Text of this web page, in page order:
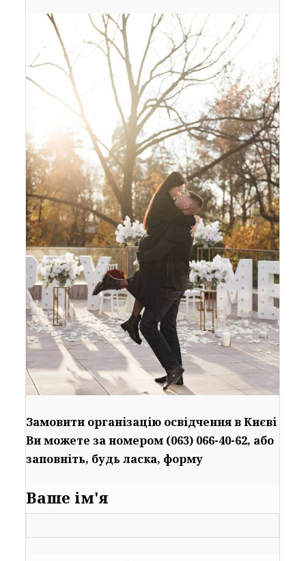
Замовити організацію освідчення в Києві
Ви можете за номером (063) 066-40-62, або
заповніть, будь ласка, форму
Ваше ім'я